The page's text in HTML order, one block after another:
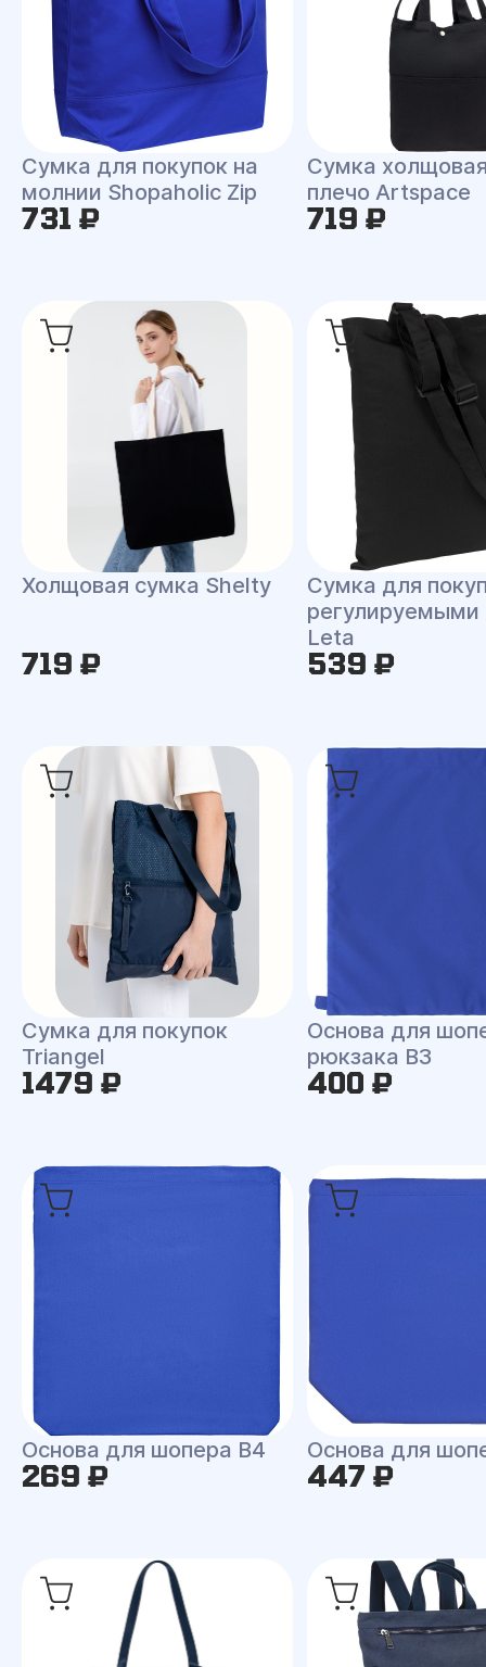
Сумка для покупок на
молнии Shopaholic Zip
731 ₽
Сумка
плечо Artspace
719 ₽
Холщовая сумка Shelty
719 ₽
Сумка для
регулируемыми
Leta
539 ₽
Сумка для покупок
Triangel
1479 ₽
Основа для
рюкзака B3
400 ₽
Основа для шопера B4
269 ₽
Основа для
447 ₽